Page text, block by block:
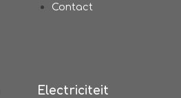
Contact
Electriciteit